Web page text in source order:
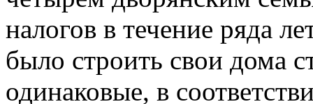
налогов в течение ряда
было строить свои дома
одинаковые, в